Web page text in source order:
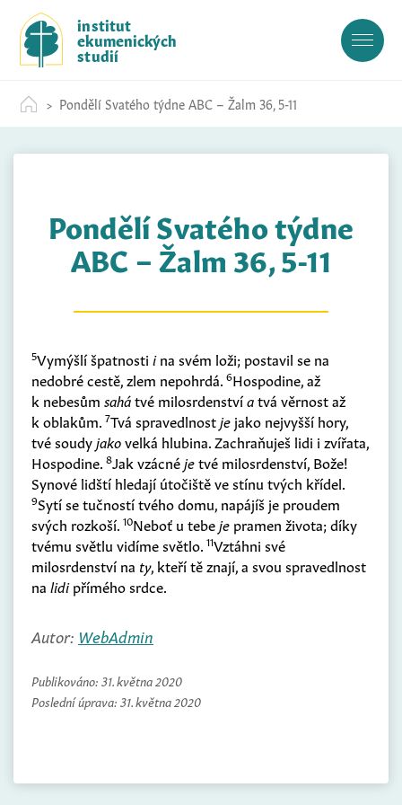
c
institut
ekumenických
studií
Pondělí Svatého týdne ABC – Žalm 36, 5-11
Pondělí Svatého týdne
ABC – Žalm 36, 5-11
5Vymýšlí špatnosti ina svém loži; postavil se na
nedobré cestě, zlem nepohrdá. 6Hospodine, až
k nebesům sahátvé milosrdenstvíatvá věrnost až
k oblakům. 7Tvá spravedlnostje jako nejvyšší hory,
tvé soudyjakovelká hlubina. Zachraňuješ lidi i zvířata,
Hospodine. 8Jak vzácnéjetvé milosrdenství, Bože!
Synové lidští hledají útočiště ve stínu tvých křídel.
9Sytí se tučností tvého domu, napájíš je proudem
svých rozkoší. 10Neboť u tebeje pramen života; díky
tvému světlu vidíme světlo. 11Vztáhni své
milosrdenství na ty, kteří tě znají, a svou spravedlnost
na lidipřímého srdce.
Autor: WebAdmin
Publikováno: 31. května 2020
Poslední úprava: 31. května 2020